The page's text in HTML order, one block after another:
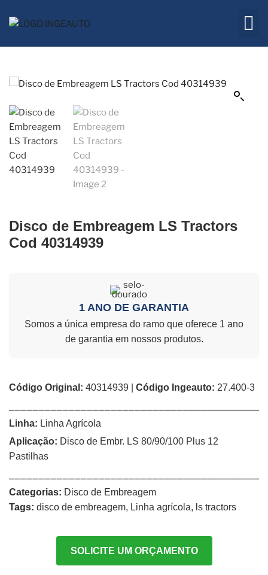
Disco de Embreagem LS Tractors
Cod 40314939
1 ANO DE GARANTIA
Somos a única empresa do ramo que oferece 1 ano
de garantia em nossos produtos.
Código Original: 40314939 | Código Ingeauto: 27.400-3
Linha: Linha Agrícola
Aplicação: Disco de Embr. LS 80/90/100 Plus 12
Pastilhas
Categorias: Disco de Embreagem
Tags: disco de embreagem, Linha agrícola, ls tractors
SOLICITE UM ORÇAMENTO